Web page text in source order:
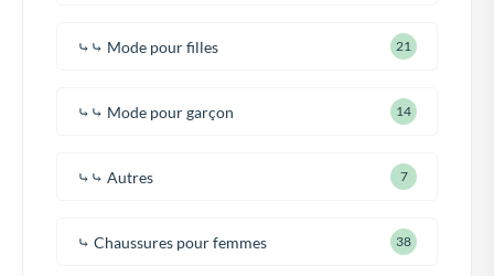
⤷⤷ Mode pour filles 21
⤷⤷ Mode pour garçon 14
⤷⤷ Autres 7
⤷ Chaussures pour femmes 38